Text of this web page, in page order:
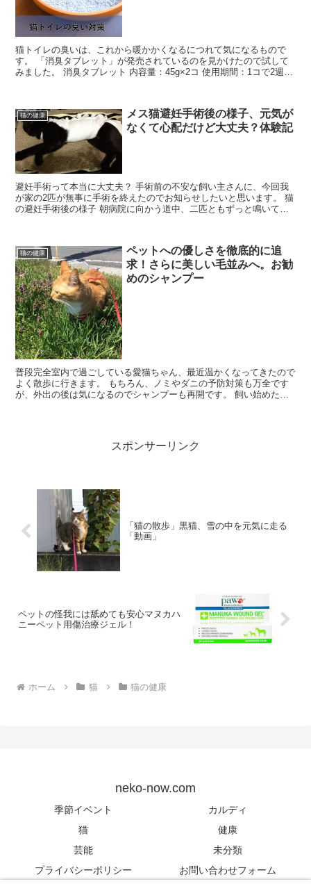
猫トイレの臭いは、これから暖かかくなるにつれて気になるもので
す。 「消臭タブレット」が発売されているのを見かけたので試して
みました。 消臭タブレット 内容量：45g×2コ 使用期間：1コで2週間
猫の健康
メス猫避妊手術後の様子、元気が
なくて心配だけど大丈夫？体験記
避妊手術って本当に大丈夫？ 手術前の不安な飼い主さんに、今回我
が家の2匹が無事に手術を終えたのでお知らせしたいと思います。 猫
の避妊手術後の様子 朝病院に向かう道中、二匹ともずっと鳴いてい
猫の健康
ペットへの優しさを徹底的に追
求！さらに美しい毛並みへ。お勧
めのシャンプー
普段完全室内で過ごしている愛猫ちゃん、最近温かくなってきたので
よく散歩に行きます。 もちろん、ノミやダニの予防対策も万全です
が、外出の後は気になるのでシャンプーも再開です。 飼い始めたこ
スポンサーリンク
「猫の散歩」黒猫、雪の中を元気に走る
「動画」
ペットの怪我には舐めても安心マヌカハ
ニーペット用傷治療ジェル！
ホーム 猫 猫の健康
neko-now.com
季節イベント
カルディ
猫
健康
芸能
未分類
プライバシーポリシー
お問い合わせフォーム